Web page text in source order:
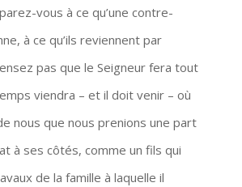
vous à ce qu’une contre-
à ce qu’ils reviennent par
pas que le Seigneur fera tout
viendra – et il doit venir – où
nous que nous prenions une part
à ses côtés, comme un fils qui
de la famille à laquelle il